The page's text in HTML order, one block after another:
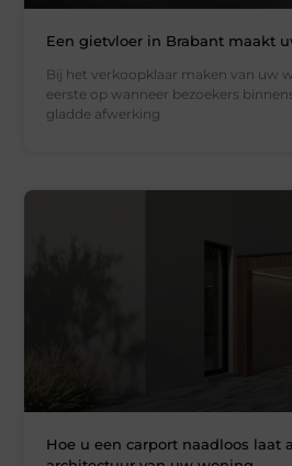
Een gietvloer in Brabant maakt
Bij het verkoopklaar maken van uw
eerste op wanneer bezoekers
gladde afwerking
Hoe u een carport naadloos laat